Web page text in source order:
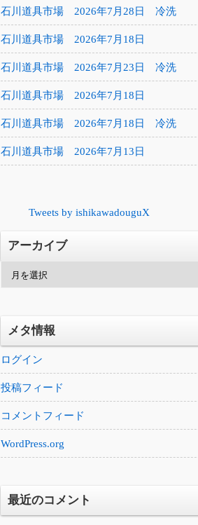
石川道具市場 2026年7月28日 冷洗
石川道具市場 2026年7月18日
石川道具市場 2026年7月23日 冷洗
石川道具市場 2026年7月18日
石川道具市場 2026年7月18日 冷洗
石川道具市場 2026年7月13日
Tweets by ishikawadouguX
アーカイブ
イ
ブメタ情報
ログイン
投稿フィード
コメントフィード
WordPress.org
最近のコメント